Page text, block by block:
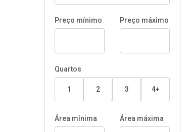
Preço mínimo Preço máximo
Quartos
1 2 3 4+
Área mínima Área máxima